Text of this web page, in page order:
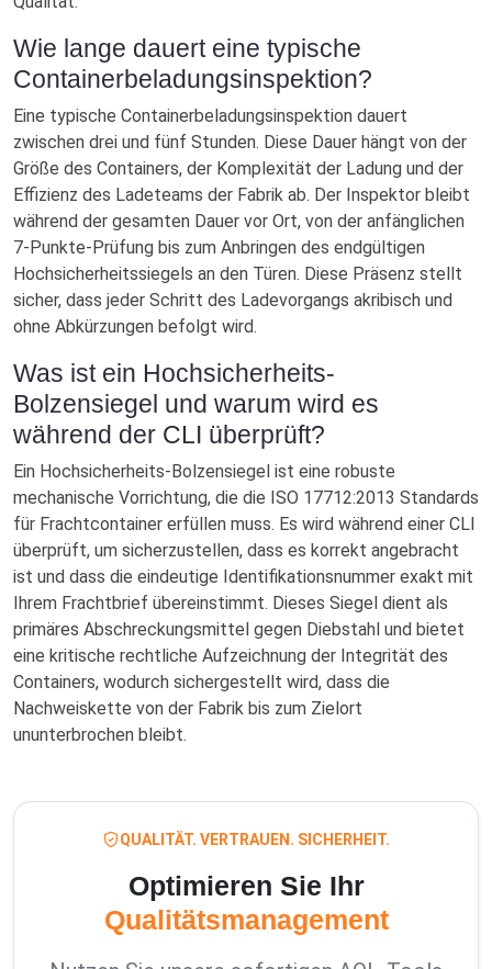
Wie lange dauert eine typische
Containerbeladungsinspektion?
Eine typische Containerbeladungsinspektion dauert
zwischen drei und fünf Stunden. Diese Dauer hängt von der
Größe des Containers, der Komplexität der Ladung und der
Effizienz des Ladeteams der Fabrik ab. Der Inspektor bleibt
während der gesamten Dauer vor Ort, von der anfänglichen
7-Punkte-Prüfung bis zum Anbringen des endgültigen
Hochsicherheitssiegels an den Türen. Diese Präsenz stellt
sicher, dass jeder Schritt des Ladevorgangs akribisch und
ohne Abkürzungen befolgt wird.
Was ist ein Hochsicherheits-
Bolzensiegel und warum wird es
während der CLI überprüft?
Ein Hochsicherheits-Bolzensiegel ist eine robuste
mechanische Vorrichtung, die die ISO 17712:2013 Standards
für Frachtcontainer erfüllen muss. Es wird während einer CLI
überprüft, um sicherzustellen, dass es korrekt angebracht
ist und dass die eindeutige Identifikationsnummer exakt mit
Ihrem Frachtbrief übereinstimmt. Dieses Siegel dient als
primäres Abschreckungsmittel gegen Diebstahl und bietet
eine kritische rechtliche Aufzeichnung der Integrität des
Containers, wodurch sichergestellt wird, dass die
Nachweiskette von der Fabrik bis zum Zielort
ununterbrochen bleibt.
QUALITÄT. VERTRAUEN. SICHERHEIT.
Optimieren Sie Ihr
Qualitätsmanagement